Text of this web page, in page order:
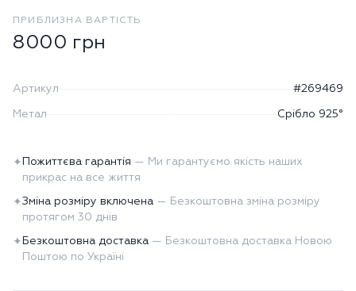
ПРИБЛИЗНА ВАРТІСТЬ
8000 грн
Артикул #269469
Метал Срібло 925°
✦ Пожиттєва гарантія — Ми гарантуємо якість наших
прикрас на все життя
✦Зміна розміру включена — Безкоштовна зміна розміру
протягом 30 днів
✦ Безкоштовна доставка — Безкоштовна доставка Новою
Поштою по Україні